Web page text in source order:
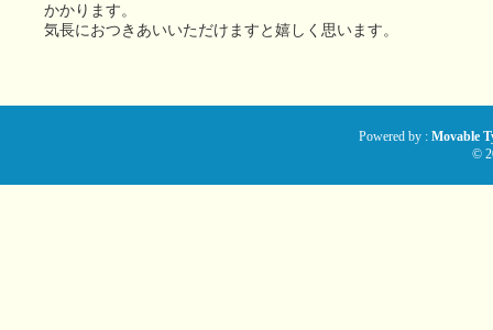
かかります。
気長におつきあいいただけますと嬉しく思います。
Powered by : Movable
©